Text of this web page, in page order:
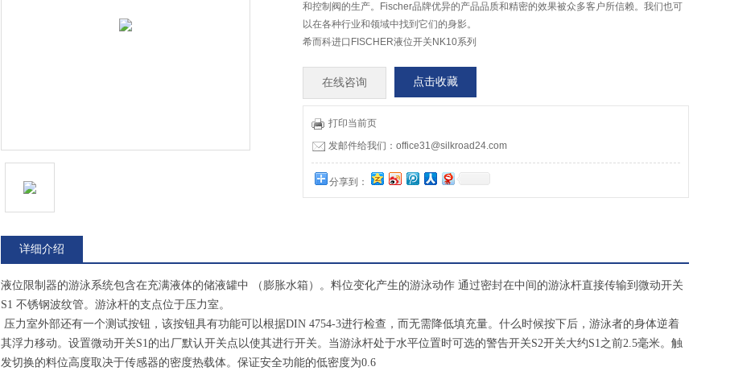
和控制阀的生产。Fischer品牌优异的产品品质和精密的效果被众多客户所信赖。我们也可
以在各种行业和领域中找到它们的身影。
希而科进口FISCHER液位开关NK10系列
在线咨询 点击收藏
打印当前页
发邮件给我们：office31@silkroad24.com
分享到：
详细介绍
液位限制器的游泳系统包含在充满液体的储液罐中 （膨胀水箱）。料位变化产生的游泳动作 通过密封在中间的游泳杆直接传输到微动开关
S1 不锈钢波纹管。游泳杆的支点位于压力室。
压力室外部还有一个测试按钮，该按钮具有功能可以根据DIN 4754-3进行检查，而无需降低填充量。什么时候按下后，游泳者的身体逆着
其浮力移动。设置微动开关S1的出厂默认开关点以使其进行开关。当游泳杆处于水平位置时可选的警告开关S2开关大约S1之前2.5毫米。触
发切换的料位高度取决于传感器的密度热载体。保证安全功能的低密度为0.6